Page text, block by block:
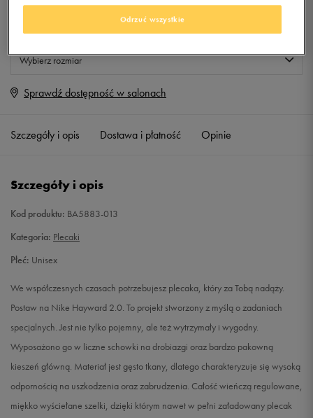
Produkt niedostępny
Jeśli artykuł będzie ponownie dostępny, otrzymasz od nas powiadomienie.
Wybierz rozmiar
ONE SIZE Powiadom o dostępności
Sprawdź dostępność w salonach
Szczegóły i opis Dostawa i płatność Opinie
Szczegóły i opis
Kod produktu: BA5883-013
Kategoria: Plecaki
Płeć: Unisex
We współczesnych czasach potrzebujesz plecaka, który za Tobą nadąży.
Postaw na Nike Hayward 2.0. To projekt stworzony z myślą o zadaniach
specjalnych. Jest nie tylko pojemny, ale też wytrzymały i wygodny.
Wyposażono go w liczne schowki na drobiazgi oraz bardzo pakowną
kieszeń główną. Materiał jest gęsto tkany, dlatego charakteryzuje się wysoką
odpornością na uszkodzenia oraz zabrudzenia. Całość wieńczą regulowane,
miękko wyściełane szelki, dzięki którym nawet w pełni załadowany plecak
Odrzuć wszystkie